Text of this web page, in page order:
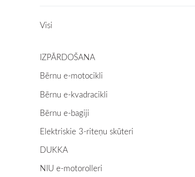
Visi
IZPĀRDOŠANA
Bērnu e-motocikli
Bērnu e-kvadracikli
Bērnu e-bagiji
Elektriskie 3-riteņu skūteri
DUKKA
NIU e-motorolleri